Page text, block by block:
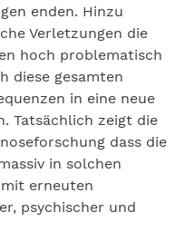
enden. Hinzu
Verletzungen die
hoch problematisch
diese gesamten
in eine neue
Tatsächlich zeigt die
dass die
in solchen
erneuten
psychischer und